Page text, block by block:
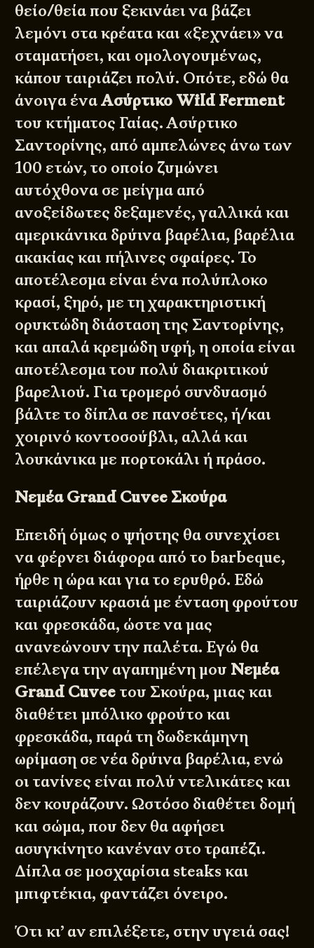
θείο/θεία που ξεκινάει να βάζει
λεμόνι στα κρέατα και «ξεχνάει» να
σταματήσει, και ομολογουμένως,
κάπου ταιριάζει πολύ. Οπότε, εδώ θα
άνοιγα έναΑσύρτικο Wild Ferment
του κτήματος Γαίας. Ασύρτικο
Σαντορίνης, από αμπελώνες άνω των
100 ετών, το οποίο ζυμώνει
αυτόχθονα σε μείγμα από
ανοξείδωτες δεξαμενές, γαλλικά και
αμερικάνικα δρύινα βαρέλια, βαρέλια
ακακίας και πήλινες σφαίρες. Το
αποτέλεσμα είναι ένα πολύπλοκο
κρασί, ξηρό, με τη χαρακτηριστική
ορυκτώδη διάσταση της Σαντορίνης,
και απαλά κρεμώδη υφή, η οποία είναι
αποτέλεσμα του πολύ διακριτικού
βαρελιού. Για τρομερό συνδυασμό
βάλτε το δίπλα σε πανσέτες, ή/και
χοιρινό κοντοσούβλι, αλλά και
λουκάνικα με πορτοκάλι ή πράσο.
Νεμέα Grand Cuvee Σκούρα
Επειδή όμως ο ψήστης θα συνεχίσει
να φέρνει διάφορα από το barbeque,
ήρθε η ώρα και για το ερυθρό. Εδώ
ταιριάζουν κρασιά με ένταση φρούτου
και φρεσκάδα, ώστε να μας
ανανεώνουν την παλέτα. Εγώ θα
επέλεγα την αγαπημένη μου Νεμέα
Grand Cuvee του Σκούρα, μιας και
διαθέτει μπόλικο φρούτο και
φρεσκάδα, παρά τη δωδεκάμηνη
ωρίμαση σε νέα δρύινα βαρέλια, ενώ
οι τανίνες είναι πολύ ντελικάτες και
δεν κουράζουν. Ωστόσο διαθέτει δομή
και σώμα, που δεν θα αφήσει
ασυγκίνητο κανέναν στο τραπέζι.
Δίπλα σε μοσχαρίσια steaks και
μπιφτέκια, φαντάζει όνειρο.
Ότι κι’ αν επιλέξετε, στην υγειά σας!